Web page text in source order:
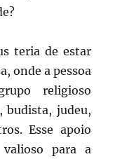
teria de estar
onde a pessoa
religioso
budista, judeu,
Esse apoio
para a